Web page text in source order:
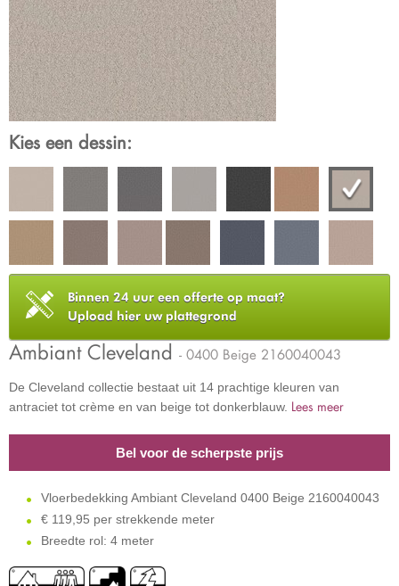
Kies een dessin:
Binnen 24 uur een offerte op maat?
Upload hier uw plattegrond
Ambiant Cleveland - 0400 Beige 2160040043
De Cleveland collectie bestaat uit 14 prachtige kleuren van
antraciet tot crème en van beige tot donkerblauw. Lees meer
Bel voor de scherpste prijs
Vloerbedekking Ambiant Cleveland 0400 Beige 2160040043
€ 119,95 per strekkende meter
Breedte rol: 4 meter